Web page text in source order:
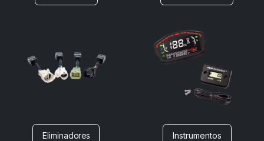
Eliminadores Instrumentos